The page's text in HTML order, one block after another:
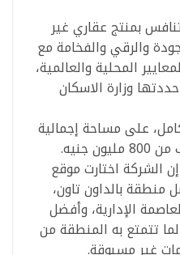
بمنتج عقاري غير
والرقي والفخامة مع
المحلية والعالمية،
وزارة الاسكان
على مساحة إجمالية
الشركة اختارت موقع
منطقة بالداون تاون،
الإدارية، وأفضل
تتمتع به المنطقة من
غير مسبوقة.